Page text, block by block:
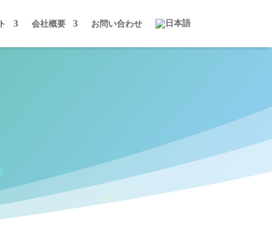
会社概要 お問い合わせ